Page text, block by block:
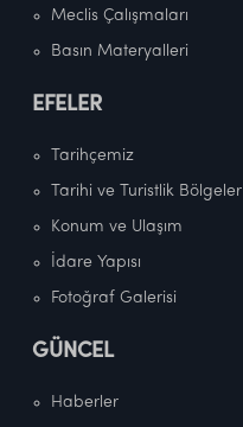
Meclis Çalışmaları
Basın Materyalleri
EFELER
Tarihçemiz
Tarihi ve Turistlik Bölgeler
Konum ve Ulaşım
İdare Yapısı
Fotoğraf Galerisi
GÜNCEL
Haberler